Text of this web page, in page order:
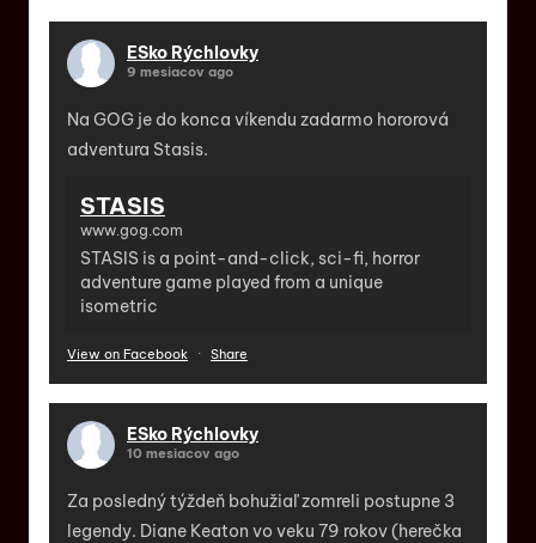
ESko Rýchlovky
9 mesiacov ago
Na GOG je do konca víkendu zadarmo hororová
adventura Stasis.
STASIS
www.gog.com
STASIS is a point-and-click, sci-fi, horror
adventure game played from a unique
isometric
View on Facebook · Share
ESko Rýchlovky
10 mesiacov ago
Za posledný týždeň bohužiaľ zomreli postupne 3
legendy. Diane Keaton vo veku 79 rokov (herečka